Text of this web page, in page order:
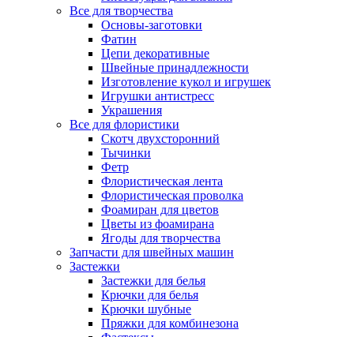
Все для творчества
Основы-заготовки
Фатин
Цепи декоративные
Швейные принадлежности
Изготовление кукол и игрушек
Игрушки антистресс
Украшения
Все для флористики
Скотч двухсторонний
Тычинки
Фетр
Флористическая лента
Флористическая проволка
Фоамиран для цветов
Цветы из фоамирана
Ягоды для творчества
Запчасти для швейных машин
Застежки
Застежки для белья
Крючки для белья
Крючки шубные
Пряжки для комбинезона